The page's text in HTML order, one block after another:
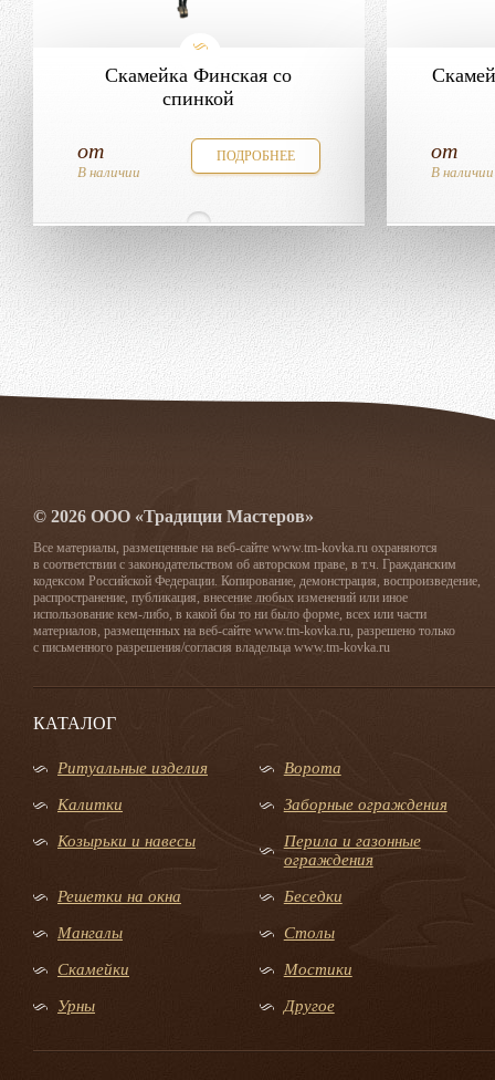
Скамейка Финская со
спинкой
от
В наличии
ПОДРОБНЕЕ от
В наличии
© 2026 ООО «Традиции Мастеров»
Все материалы, размещенные на веб-сайте www.tm-kovka.ru охраняются
в соответствии с законодательством об авторском праве, в т.ч. Гражданским
кодексом Российской Федерации. Копирование, демонстрация, воспроизведение,
распространение, публикация, внесение любых изменений или иное
использование кем-либо, в какой бы то ни было форме, всех или части
материалов, размещенных на веб-сайте www.tm-kovka.ru, разрешено только
с письменного разрешения/согласия владельца www.tm-kovka.ru
КАТАЛОГ
Ритуальные изделия Ворота
Калитки Заборные ограждения
Козырьки и навесы
Перила и газонные
ограждения
Решетки на окна Беседки
Мангалы Столы
Скамейки Мостики
Урны Другое